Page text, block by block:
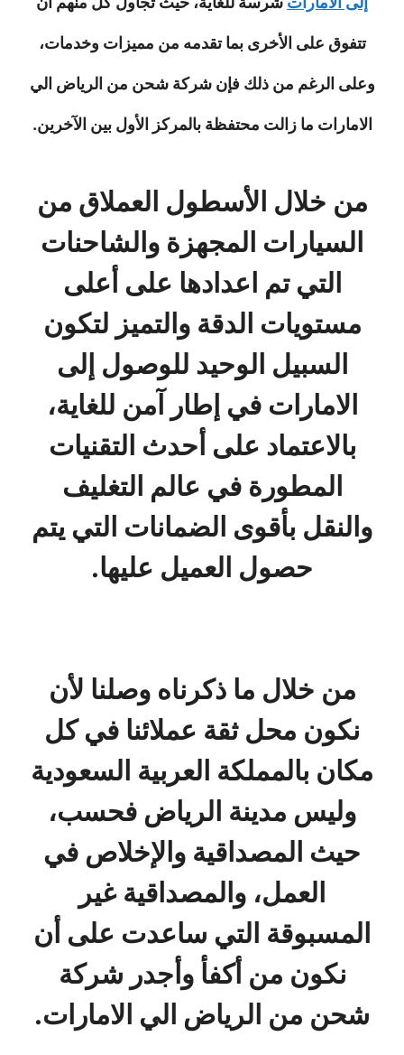
تتفوق على الأخرى بما تقدمه من مميزات وخدمات،
وعلى الرغم من ذلك فإن شركة شحن من الرياض الي
الامارات ما زالت محتفظة بالمركز الأول بين الآخرين.
من خلال الأسطول العملاق من
السيارات المجهزة والشاحنات
التي تم اعدادها على أعلى
مستويات الدقة والتميز لتكون
السبيل الوحيد للوصول إلى
الامارات في إطار آمن للغاية،
بالاعتماد على أحدث التقنيات
المطورة في عالم التغليف
والنقل بأقوى الضمانات التي يتم
حصول العميل عليها.
من خلال ما ذكرناه وصلنا لأن
نكون محل ثقة عملائنا في كل
مكان بالمملكة العربية السعودية
وليس مدينة الرياض فحسب،
حيث المصداقية والإخلاص في
العمل، والمصداقية غير
المسبوقة التي ساعدت على أن
نكون من أكفأ وأجدر شركة
شحن من الرياض الي الامارات.